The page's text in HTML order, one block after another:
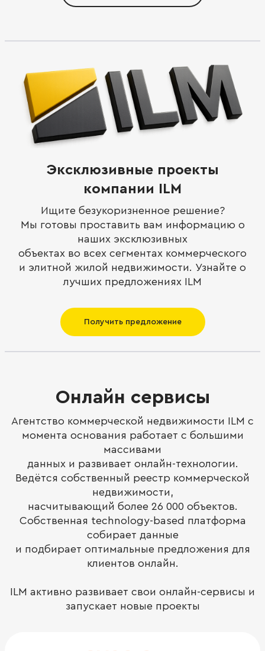
Эксклюзивные проекты
компании ILM
Ищите безукоризненное решение?
Мы готовы проставить вам информацию о
наших эксклюзивных
объектах во всех сегментах коммерческого
и элитной жилой недвижимости. Узнайте о
лучших предложениях ILM
Получить предложение
Онлайн сервисы
Агентство коммерческой недвижимости ILM с
момента основания работает с большими
массивами
данных и развивает онлайн-технологии.
Ведётся собственный реестр коммерческой
недвижимости,
насчитывающий более 26 000 объектов.
Собственная technology-based платформа
собирает данные
и подбирает оптимальные предложения для
клиентов онлайн.
ILM активно развивает свои онлайн-сервисы и
запускает новые проекты